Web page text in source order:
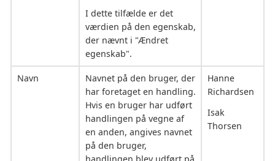
I dette tilfælde er det
værdien på den egenskab,
der nævnt i "Ændret
egenskab".
Navn
Navnet på den bruger, der
har foretaget en handling.
Hvis en bruger har udført
handlingen på vegne af
en anden, angives navnet
på den bruger,
Hanne
Richardsen
Isak
Thorsen